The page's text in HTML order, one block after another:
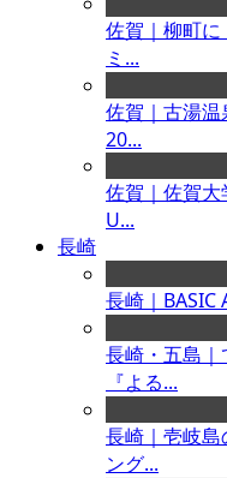
佐賀｜柳町に
ミ...
佐賀｜古湯
20...
佐賀｜佐賀
U...
長崎
長崎｜BASIC
長崎・五島
『よる...
長崎｜壱岐
ング...